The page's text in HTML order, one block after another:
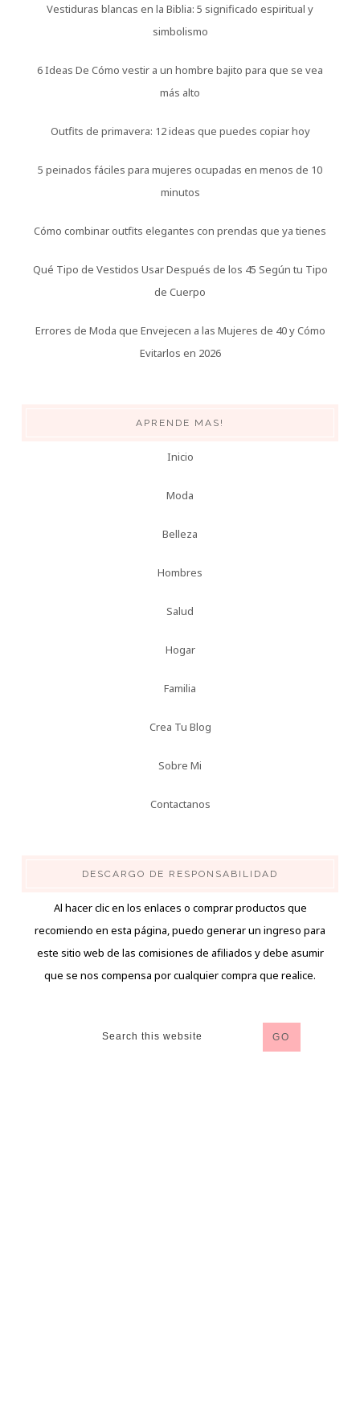
Vestiduras blancas en la Biblia: 5 significado espiritual y
simbolismo
6 Ideas De Cómo vestir a un hombre bajito para que se vea
más alto
Outfits de primavera: 12 ideas que puedes copiar hoy
5 peinados fáciles para mujeres ocupadas en menos de 10
minutos
Cómo combinar outfits elegantes con prendas que ya tienes
Qué Tipo de Vestidos Usar Después de los 45 Según tu Tipo
de Cuerpo
Errores de Moda que Envejecen a las Mujeres de 40 y Cómo
Evitarlos en 2026
APRENDE MAS!
Inicio
Moda
Belleza
Hombres
Salud
Hogar
Familia
Crea Tu Blog
Sobre Mi
Contactanos
DESCARGO DE RESPONSABILIDAD
Al hacer clic en los enlaces o comprar productos que
recomiendo en esta página, puedo generar un ingreso para
este sitio web de las comisiones de afiliados y debe asumir
que se nos compensa por cualquier compra que realice.